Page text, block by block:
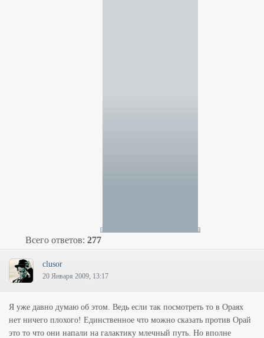
Всего ответов: 277
clusor
20 Января 2009, 13:17
Я уже давно думаю об этом. Ведь если так посмотреть то в Ораях
нет ничего плохого! Единственное что можно сказать против Орай
это то что они напали на галактику млечный путь. Но вполне